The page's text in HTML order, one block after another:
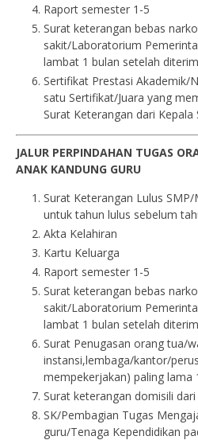
Raport semester 1-5
Surat keterangan bebas
sakit/Laboratorium
lambat 1 bulan setelah
Sertifikat Prestasi Akademik/
satu Sertifikat/Juara yang
Surat Keterangan dari Kepala
JALUR PERPINDAHAN TUGAS
ANAK KANDUNG GURU
Surat Keterangan Lulus
untuk tahun lulus sebelum
Akta Kelahiran
Kartu Keluarga
Raport semester 1-5
Surat keterangan bebas
sakit/Laboratorium
lambat 1 bulan setelah
Surat Penugasan orang tua/
instansi,lembaga/kantor/
mempekerjakan) paling lama
Surat keterangan domisili
SK/Pembagian Tugas
guru/Tenaga Kependidikan